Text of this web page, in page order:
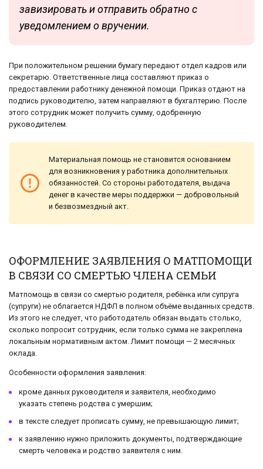
завизировать и отправить обратно с
уведомлением о вручении.
При положительном решении бумагу передают отдел кадров или
секретарю. Ответственные лица составляют приказ о
предоставлении работнику денежной помощи. Приказ отдают на
подпись руководителю, затем направляют в бухгалтерию. После
этого сотрудник может получить сумму, одобренную
руководителем.
Материальная помощь не становится основанием
для возникновения у работника дополнительных
обязанностей. Со стороны работодателя, выдача
денег в качестве меры поддержки — добровольный
и безвозмездный акт.
ОФОРМЛЕНИЕ ЗАЯВЛЕНИЯ О МАТПОМОЩИ
В СВЯЗИ СО СМЕРТЬЮ ЧЛЕНА СЕМЬИ
Матпомощь в связи со смертью родителя, ребёнка или супруга
(супруги) не облагается НДФЛ в полном объёме выданных средств.
Из этого не следует, что работодатель обязан выдать столько,
сколько попросит сотрудник, если только сумма не закреплена
локальным нормативным актом. Лимит помощи — 2 месячных
оклада.
Особенности оформления заявления:
кроме данных руководителя и заявителя, необходимо
указать степень родства с умершим;
в тексте следует прописать сумму, не превышающую лимит;
к заявлению нужно приложить документы, подтверждающие
смерть человека и родство заявителя с ним.